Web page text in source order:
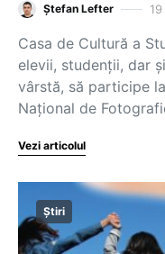
Ștefan Lefter
Casa de Cultură a
elevii, studenții, dar
vârstă, să participe
Național de
Vezi articolul
Știri